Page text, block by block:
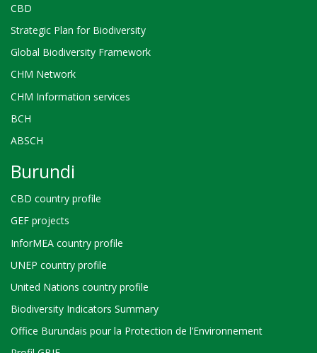
CBD
Strategic Plan for Biodiversity
Global Biodiversity Framework
CHM Network
CHM Information services
BCH
ABSCH
Burundi
CBD country profile
GEF projects
InforMEA country profile
UNEP country profile
United Nations country profile
Biodiversity Indicators Summary
Office Burundais pour la Protection de l’Environnement